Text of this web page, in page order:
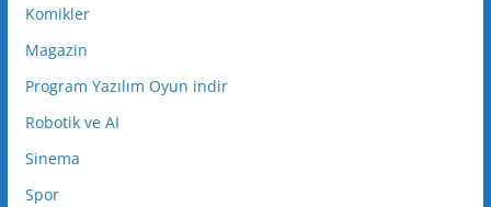
Komikler
Magazin
Program Yazılım Oyun indir
Robotik ve AI
Sinema
Spor